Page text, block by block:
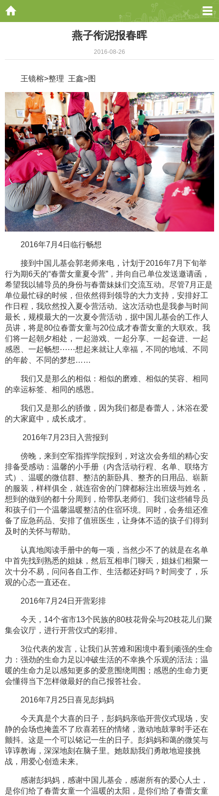
燕子衔泥报春晖
2016-08-26
王镜榕>整理 王鑫>图
2016年7月4日临行畅想
接到中国儿基会郭老师来电，计划于2016年7月下旬举
行为期6天的“春蕾女童夏令营”，并向自己单位发送邀请函，
希望我以辅导员的身份与春蕾妹妹们交流互动。尽管7月正是
单位最忙碌的时候，但依然得到领导的大力支持，安排好工
作日程，我欣然投入夏令营活动。这次活动也是我参与时间
最长，规模最大的一次夏令营活动，据中国儿基会的工作人
员讲，将是80位春蕾女童与20位成才春蕾女童的大联欢。我
们将一起朝夕相处，一起游戏、一起分享、一起奋进、一起
感恩、一起畅想⋯⋯想起来就让人幸福，不同的地域、不同
的年龄、不同的梦想……
我们又是那么的相似：相似的磨难、相似的笑容、相同
的幸运标签、相同的感恩。
我们又是那么的骄傲，因为我们都是春蕾人，沐浴在爱
的大家庭中，成长成才。
2016年7月23日入营报到
傍晚，来到空军指挥学院报到，对这次会务组的精心安
排备受感动：温馨的小手册（内含活动行程、名单、联络方
式）、温暖的微信群、整洁的新卧具、整齐的日用品、崭新
的服装，样样俱全，就连宿舍的门牌都标注出班级与姓名，
想到的做到的都十分周到，给带队老师们、我们这些辅导员
和孩子们一个温馨温暖整洁的住宿环境。同时，会务组还准
备了应急药品、安排了值班医生，让身体不适的孩子们得到
及时的关怀与帮助。
认真地阅读手册中的每一项，当然少不了的就是在名单
中首先找到熟悉的姐妹，然后互相串门聊天，姐妹们相聚一
次十分不易，问问各自工作、生活都还好吗？时间变了，乐
观的心态一直还在。
2016年7月24日开营彩排
今天，14个省市13个民族的80枝花骨朵与20枝花儿们聚
集会议厅，进行开营仪式的彩排。
3位代表的发言，让我们从苦难和困境中看到顽强的生命
力：强劲的生命力足以冲破生活的不幸换个乐观的活法；温
暖的生命力足以感知更多的爱意围绕周围；感恩的生命力更
会懂得当下怎样做最好的自己报答社会。
2016年7月25日喜见彭妈妈
今天真是个大喜的日子，彭妈妈亲临开营仪式现场，安
静的会场也掩盖不了欣喜若狂的情绪，激动地鼓掌时手还在
颤抖。这是一个可以铭记一生的日子。彭妈妈和蔼的微笑与
谆谆教诲，深深地刻在脑子里。她鼓励我们勇敢地迎接挑
战，用爱心创造未来。
感谢彭妈妈，感谢中国儿基会，感谢所有的爱心人士，
是你们给了春蕾女童一个温暖的太阳，是你们给了春蕾女童